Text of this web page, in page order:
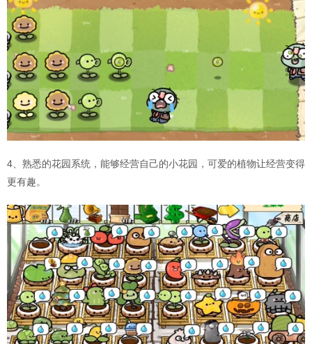
4、熟悉的花园系统，能够经营自己的小花园，可爱的植物让经营变得
更有趣。